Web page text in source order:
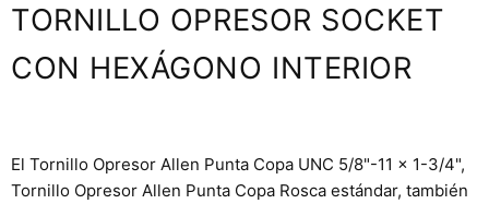
TORNILLO OPRESOR SOCKET
CON HEXÁGONO INTERIOR
El Tornillo Opresor Allen Punta Copa UNC 5/8"-11 x 1-3/4",
Tornillo Opresor Allen Punta Copa Rosca estándar, también